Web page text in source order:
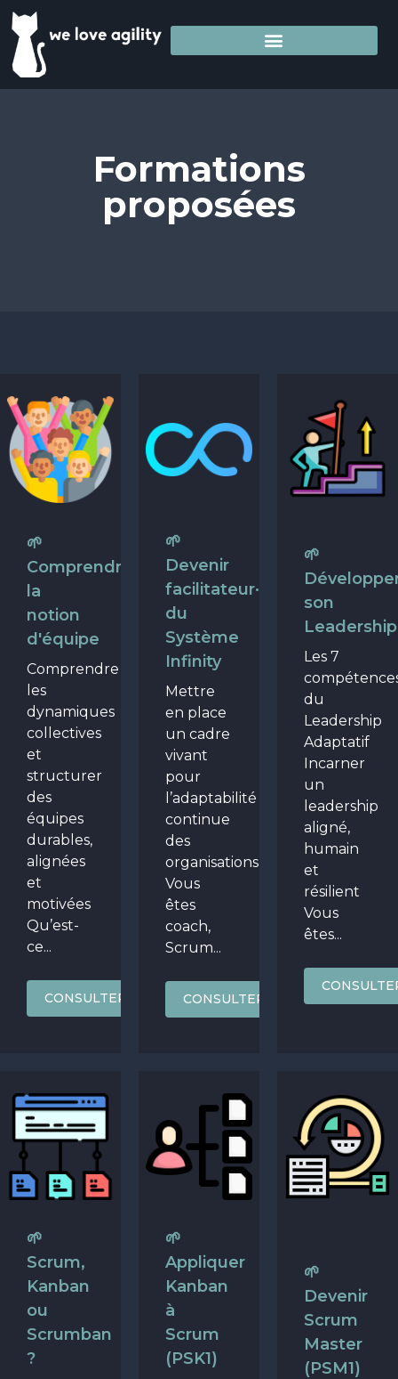
Formations
proposées
🌱
Comprendre
la
notion
d'équipe
Comprendre
les
dynamiques
collectives
et
structurer
des
équipes
durables,
alignées
et
motivées
Qu’est-
ce...
CONSULTER
🌱
Devenir
facilitateur·rice
du
Système
Infinity
Mettre
en place
un cadre
vivant
pour
l’adaptabilité
continue
des
organisations
Vous
êtes
coach,
Scrum...
CONSULTER
🌱
son
Leadership
Les 7
du
Leadership
Adaptatif
Incarner
un
leadership
aligné,
humain
et
résilient
Vous
êtes...
🌱
Scrum,
Kanban
ou
Scrumban
?
🌱
Appliquer
Kanban
à
Scrum
(PSK1)
🌱
Devenir
Scrum
Master
(PSM1)